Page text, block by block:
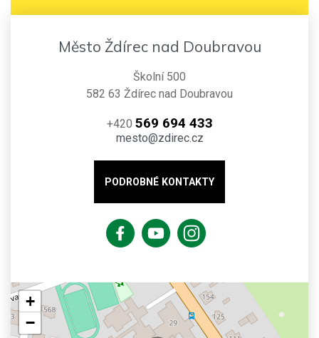
Město Ždírec nad Doubravou
Školní 500
582 63 Ždírec nad Doubravou
+420 569 694 433
mesto@zdirec.cz
PODROBNÉ KONTAKTY
+
−